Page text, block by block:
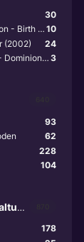
30
10
(1999)
24
(2002)
3
Wars (2001)
93
62
228
104
178